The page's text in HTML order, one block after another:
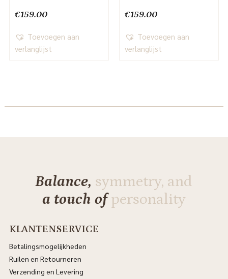
€159.00
Toevoegen aan
verlanglijst
€159.00
Toevoegen aan
verlanglijst
Balance, symmetry, and
a touch ofpersonality
KLANTENSERVICE
Betalingsmogelijkheden
Ruilen en Retourneren
Verzending en Levering